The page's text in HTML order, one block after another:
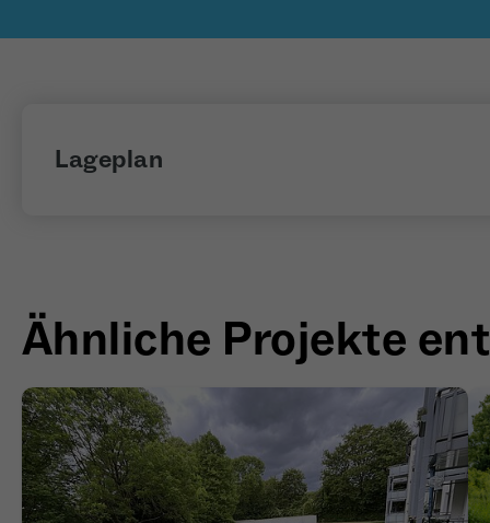
Lageplan
Ähnliche Projekte